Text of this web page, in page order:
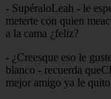
- SupéraloLeah - le
meterte con quien
a la cama ¿feliz?
- ¿Creesque eso le
blanco - recuerda
mejor amigo ya le